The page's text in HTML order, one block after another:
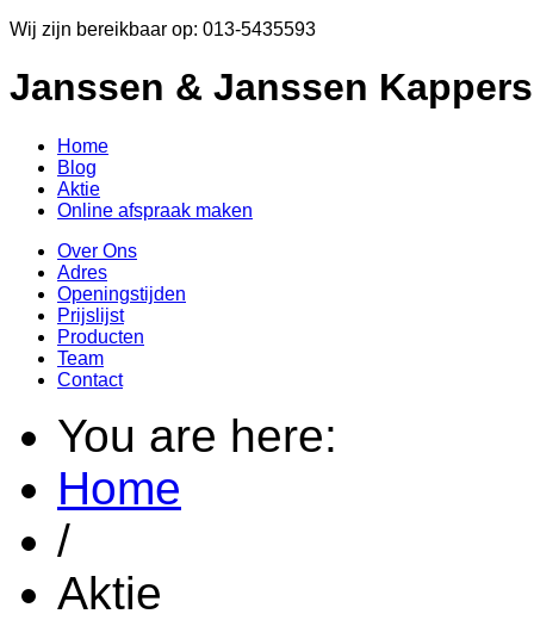
Wij zijn bereikbaar op: 013-5435593
Janssen & Janssen Kappers
Home
Blog
Aktie
Online afspraak maken
Over Ons
Adres
Openingstijden
Prijslijst
Producten
Team
Contact
You are here:
Home
/
Aktie